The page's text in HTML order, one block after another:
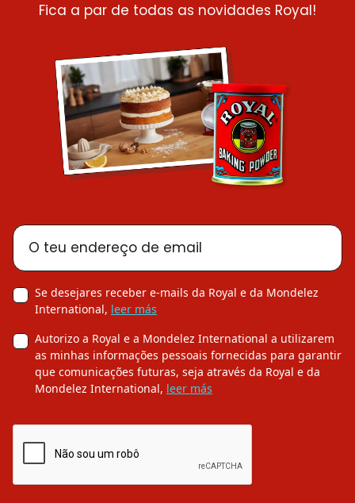
Fica a par de todas as novidades Royal!
O teu endereço de email
Se desejares receber e-mails da Royal e da Mondelez
International, leer más
Autorizo a Royal e a Mondelez International a utilizarem
as minhas informações pessoais fornecidas para garantir
que comunicações futuras, seja através da Royal e da
Mondelez International, leer más